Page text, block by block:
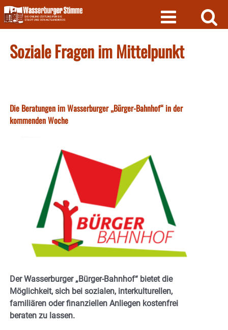
Skip
to
content
Soziale Fragen im Mittelpunkt
Die Beratungen im Wasserburger „Bürger-Bahnhof“ in der
kommenden Woche
Der Wasserburger „Bürger-Bahnhof“ bietet die
Möglichkeit, sich bei sozialen, interkulturellen,
familiären oder finanziellen Anliegen kostenfrei
beraten zu lassen.